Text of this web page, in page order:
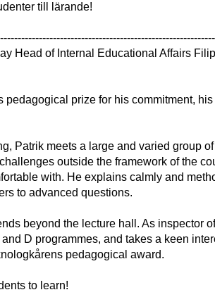
till lärande!
Head of Internal Educational Affairs
pedagogical prize for his commitment,
Patrik meets a large and varied group
outside the framework of the
with. He explains calmly and
to advanced questions.
beyond the lecture hall. As
D programmes, and takes a keen
pedagogical award.
to learn!